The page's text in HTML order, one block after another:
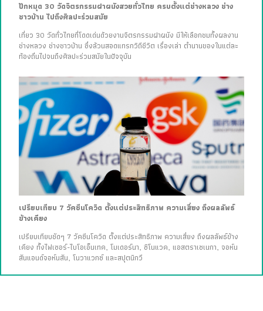
ปักหมุด 30 วัดจิตรกรรมฝาผนังสวยทั่วไทย ครบตั้งแต่ช่างหลวง ช่าง
ชาวบ้าน ไปถึงศิลปะร่วมสมัย
เที่ยว 30 วัดทั่วไทยที่โดดเด่นด้วยงานจิตรกรรมฝาผนัง มีให้เลือกชมทั้งผลงาน
ช่างหลวง ช่างชาวบ้าน ซึ่งล้วนสอดแทรกวิถีชีวิต เรื่องเล่า ตำนานของในแต่ละ
ท้องถิ่นไปจนถึงศิลปะร่วมสมัยในปัจจุบัน
เปรียบเทียบ 7 วัคซีนโควิด ตั้งแต่ประสิทธิภาพ ความเสี่ยง ถึงผลลัพธ์
ข้างเคียง
เปรียบเทียบชัดๆ 7 วัคซีนโควิด ตั้งแต่ประสิทธิภาพ ความเสี่ยง ถึงผลลัพธ์ข้าง
เคียง ทั้งไฟเซอร์-ไบโอเอ็นเทค, โมเดอร์นา, ซิโนแวค, แอสตราเซเนกา, จอห์น
สันแอนด์จอห์นสัน, โนวาแวกซ์ และสปุตนิกวี